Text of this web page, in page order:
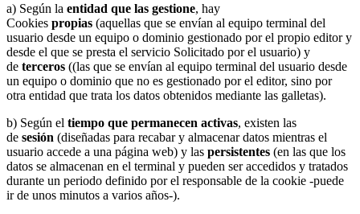
a) Según la entidad que las gestione, hay
Cookies propias (aquellas que se envían al equipo terminal del
usuario desde un equipo o dominio gestionado por el propio editor y
desde el que se presta el servicio Solicitado por el usuario) y
de terceros ((las que se envían al equipo terminal del usuario desde
un equipo o dominio que no es gestionado por el editor, sino por
otra entidad que trata los datos obtenidos mediante las galletas).
b) Según el tiempo que permanecen activas, existen las
de sesión (diseñadas para recabar y almacenar datos mientras el
usuario accede a una página web) y las persistentes (en las que los
datos se almacenan en el terminal y pueden ser accedidos y tratados
durante un periodo definido por el responsable de la cookie -puede
ir de unos minutos a varios años-).